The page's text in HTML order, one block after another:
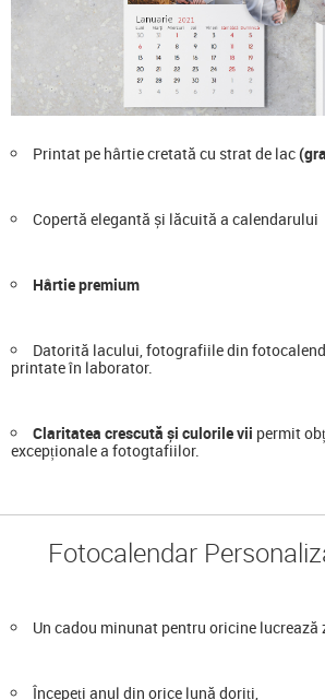
Printat pe hârtie cretată cu strat de lac
Copertă elegantă și lăcuită a calendarului
Hârtie premium
Datorită lacului, fotografiile din
printate în laborator.
Claritatea crescută și culorile vii permit
excepționale a fotogtafiilor.
Fotocalendar
Un cadou minunat pentru oricine lucrează
Începeți anul din orice lună doriți,